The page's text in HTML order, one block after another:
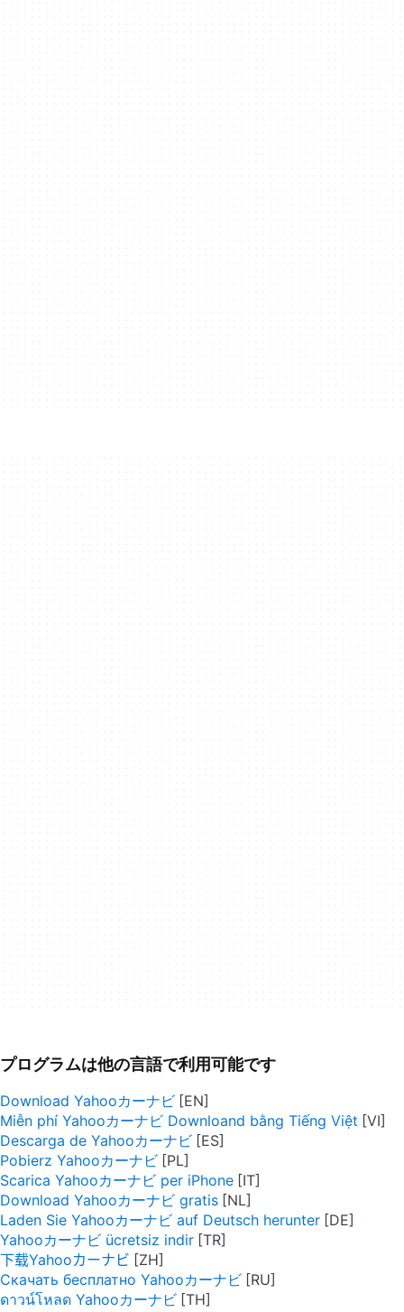
プログラムは他の言語で利用可能です
Download Yahooカーナビ
Miễn phí Yahooカーナビ Downloand bằng Tiếng Việt
Descarga de Yahooカーナビ
Pobierz Yahooカーナビ
Scarica Yahooカーナビ per iPhone
Download Yahooカーナビ gratis
Laden Sie Yahooカーナビ auf Deutsch herunter
Yahooカーナビ ücretsiz indir
下载Yahooカーナビ
Скачать бесплатно Yahooカーナビ
ดาวน์โหลด Yahooカーナビ